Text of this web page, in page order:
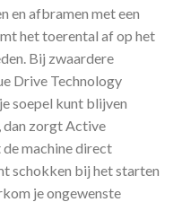
en afbramen met een
het toerental af op het
Bij zwaardere
Drive Technology
soepel kunt blijven
dan zorgt Active
machine direct
schokken bij het starten
je ongewenste